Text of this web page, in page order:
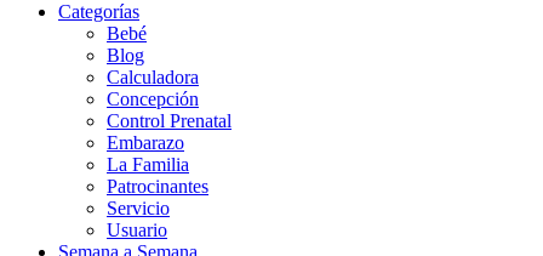
Categorías
Bebé
Blog
Calculadora
Concepción
Control Prenatal
Embarazo
La Familia
Patrocinantes
Servicio
Usuario
Semana a Semana